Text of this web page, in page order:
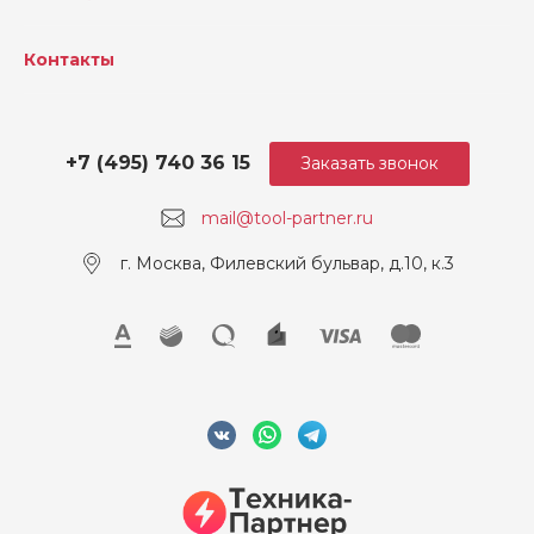
Контакты
mail@tool-partner.ru
+7 (495) 740 36 15
г. Москва, Филевский бульвар, д.10, к.3
Заказать звонок